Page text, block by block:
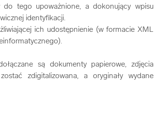
tego upoważnione, a dokonujący wpisu
identyfikacji.
ich udostępnienie (w formacie XML
są dokumenty papierowe, zdjęcia
zdigitalizowana, a oryginały wydane